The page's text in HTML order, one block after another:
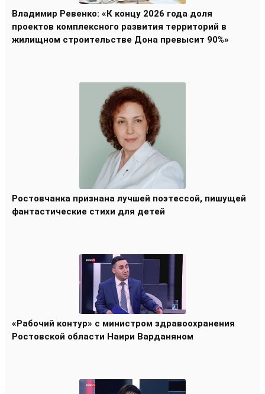
Владимир Ревенко: «К концу 2026 года доля
проектов комплексного развития территорий в
жилищном строительстве Дона превысит 90%»
Ростовчанка признана лучшей поэтессой, пишущей
фантастические стихи для детей
«Рабочий контур» с министром здравоохранения
Ростовской области Наири Варданяном